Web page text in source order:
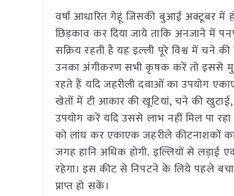
वर्षा आधारित गेहूं जिसकी बुआई अक्टूबर में
छिड़काव कर दिया जाये ताकि अनजाने में
सक्रिय रहती है यह इल्ली पूरे विश्व में चने
उनका अंगीकरण सभी कृषक करें तो इससे
रहते हैं यदि जहरीली दवाओं का उपयोग
खेतों में टी आकार की खूटियां, चने की
उपयोग करें यदि उससे लाभ नहीं मिल पा
को लांघ कर एकाएक जहरीले कीटनाशकों का
जगह हानि अधिक होगी. इल्लियों से लड़ाई
रहेगा। इस कीट से निपटने के लिये पहले
प्राप्त हो सकें।